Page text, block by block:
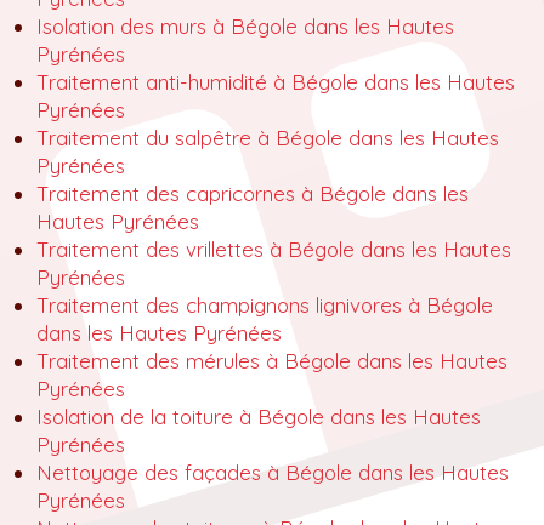
Isolation des murs à Bégole dans les Hautes
Pyrénées
Traitement anti-humidité à Bégole dans les Hautes
Pyrénées
Traitement du salpêtre à Bégole dans les Hautes
Pyrénées
Traitement des capricornes à Bégole dans les
Hautes Pyrénées
Traitement des vrillettes à Bégole dans les Hautes
Pyrénées
Traitement des champignons lignivores à Bégole
dans les Hautes Pyrénées
Traitement des mérules à Bégole dans les Hautes
Pyrénées
Isolation de la toiture à Bégole dans les Hautes
Pyrénées
Nettoyage des façades à Bégole dans les Hautes
Pyrénées